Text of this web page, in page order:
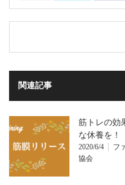
関連記事
筋トレの効
な休養を！
2020/6/4 フ
協会